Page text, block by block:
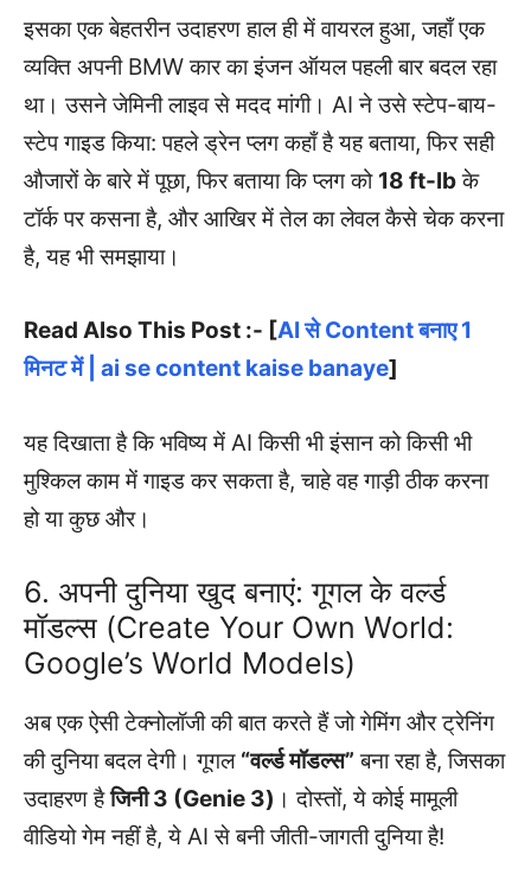
इसका एक बेहतरीन उदाहरण हाल ही में वायरल हुआ, जहाँ एक
व्यक्ति अपनी BMW कार का इंजन ऑयल पहली बार बदल रहा
था। उसने जेमिनी लाइव से मदद मांगी। AI ने उसे स्टेप-बाय-
स्टेप गाइड किया: पहले ड्रेन प्लग कहाँ है यह बताया, फिर सही
औजारों के बारे में पूछा, फिर बताया कि प्लग को 18 ft-lbके
टॉर्क पर कसना है, और आखिर में तेल का लेवल कैसे चेक करना
है, यह भी समझाया।
Read Also This Post :- [AI से Content बनाए 1
मिनट में | ai se content kaise banaye]
यह दिखाता है कि भविष्य में AI किसी भी इंसान को किसी भी
मुश्किल काम में गाइड कर सकता है, चाहे वह गाड़ी ठीक करना
हो या कुछ और।
6. अपनी दुनिया खुद बनाएं: गूगल के वर्ल्ड
मॉडल्स (Create Your Own World:
Google’s World Models)
अब एक ऐसी टेक्नोलॉजी की बात करते हैं जो गेमिंग और ट्रेनिंग
की दुनिया बदल देगी। गूगल “वर्ल्ड मॉडल्स” बना रहा है, जिसका
उदाहरण हैजिनी 3 (Genie 3) । दोस्तों, ये कोई मामूली
वीडियो गेम नहीं है, ये AI से बनी जीती-जागती दुनिया है!